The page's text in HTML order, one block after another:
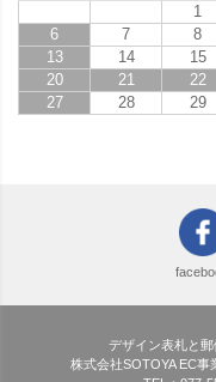
1
6
7 8
13
14 15
20
21 22
27
28 29
デザイン表札と
株式会社SOTOYA EC